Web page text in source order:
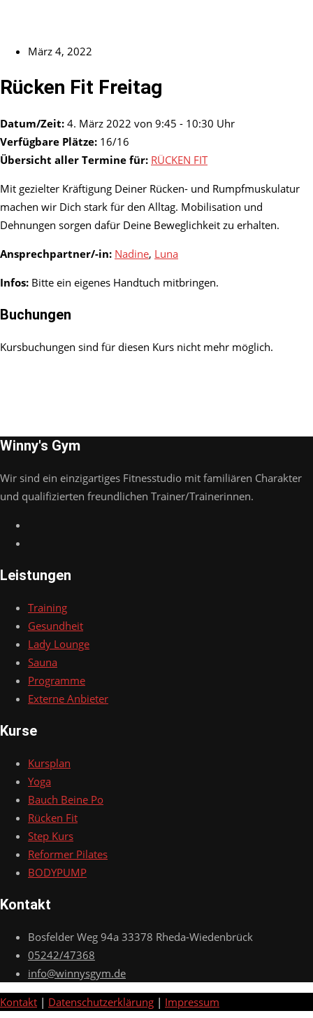
März 4, 2022
Rücken Fit Freitag
Datum/Zeit: 4. März 2022 von 9:45 - 10:30 Uhr
Verfügbare Plätze: 16/16
Übersicht aller Termine für: RÜCKEN FIT
Mit gezielter Kräftigung Deiner Rücken- und Rumpfmuskulatur
machen wir Dich stark für den Alltag. Mobilisation und
Dehnungen sorgen dafür Deine Beweglichkeit zu erhalten.
Ansprechpartner/-in: Nadine, Luna
Infos: Bitte ein eigenes Handtuch mitbringen.
Buchungen
Kursbuchungen sind für diesen Kurs nicht mehr möglich.
Winny's Gym
Wir sind ein einzigartiges Fitnesstudio mit familiären Charakter
und qualifizierten freundlichen Trainer/Trainerinnen.
Leistungen
Training
Gesundheit
Lady Lounge
Sauna
Programme
Externe Anbieter
Kurse
Kursplan
Yoga
Bauch Beine Po
Rücken Fit
Step Kurs
Reformer Pilates
BODYPUMP
Kontakt
Bosfelder Weg 94a 33378 Rheda-Wiedenbrück
05242/47368
info@winnysgym.de
Kontakt | Datenschutzerklärung | Impressum